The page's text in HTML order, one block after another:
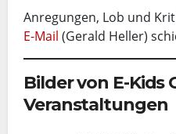
Anregungen, Lob und
E-Mail (Gerald Heller)
Bilder von E-Kids
Veranstaltungen